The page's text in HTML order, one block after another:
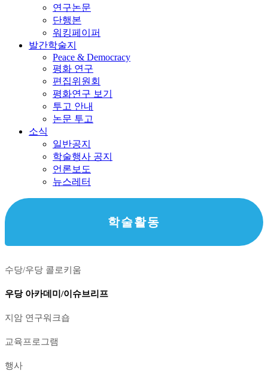
연구논문
단행본
워킹페이퍼
발간학술지
Peace & Democracy
평화 연구
편집위원회
평화연구 보기
투고 안내
논문 투고
소식
일반공지
학술행사 공지
언론보도
뉴스레터
학술활동
수당/우당 콜로키움
우당 아카데미/이슈브리프
지암 연구워크숍
교육프로그램
행사